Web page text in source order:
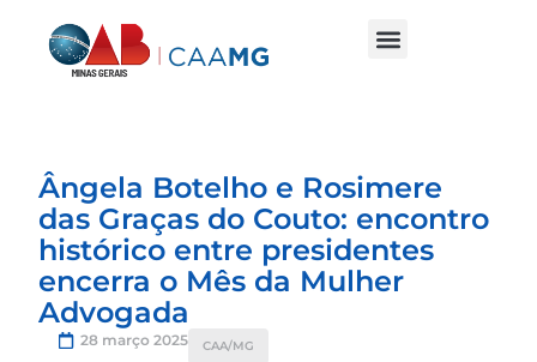
Ângela Botelho e Rosimere
das Graças do Couto: encontro
histórico entre presidentes
encerra o Mês da Mulher
Advogada
28 março 2025 CAA/MG